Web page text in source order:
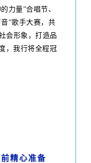
力量”合唱节、
”歌手大赛，共
会形象，打造品
，我行将全程冠
精心准备